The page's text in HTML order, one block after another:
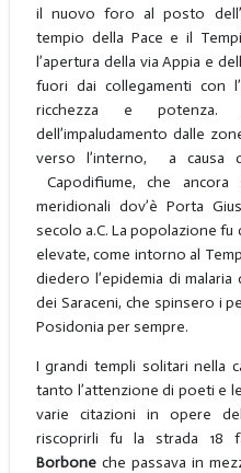
il nuovo foro al posto
tempio della Pace e il
l’apertura della via Appia e
fuori dai collegamenti con
ricchezza e
dell’impaludamento dalle
verso l’interno, a causa
Capodifiume, che
meridionali dov’è Porta
secolo a.C. La popolazione
elevate, come intorno al
diedero l’epidemia di
dei Saraceni, che spinsero i
Posidonia per sempre.
I grandi templi solitari nella
tanto l’attenzione di poeti e
varie citazioni in opere
riscoprirli fu la strada 18
Borboneche passava in